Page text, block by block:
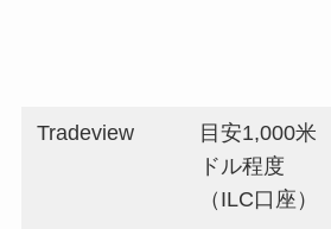
Tradeview
目安1,000米
ドル程度
（ILC口座）